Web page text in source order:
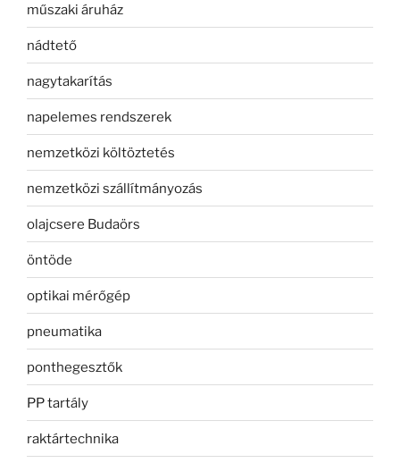
műszaki áruház
nádtető
nagytakarítás
napelemes rendszerek
nemzetközi költöztetés
nemzetközi szállítmányozás
olajcsere Budaörs
öntöde
optikai mérőgép
pneumatika
ponthegesztők
PP tartály
raktártechnika